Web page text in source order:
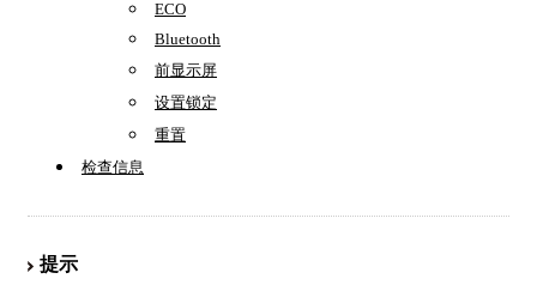
ECO
Bluetooth
前显示屏
设置锁定
重置
检查信息
提示